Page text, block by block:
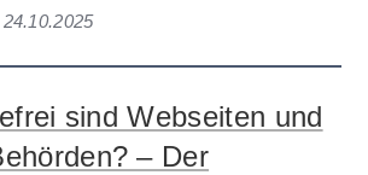
24.10.2025
sind Webseiten und
– Der